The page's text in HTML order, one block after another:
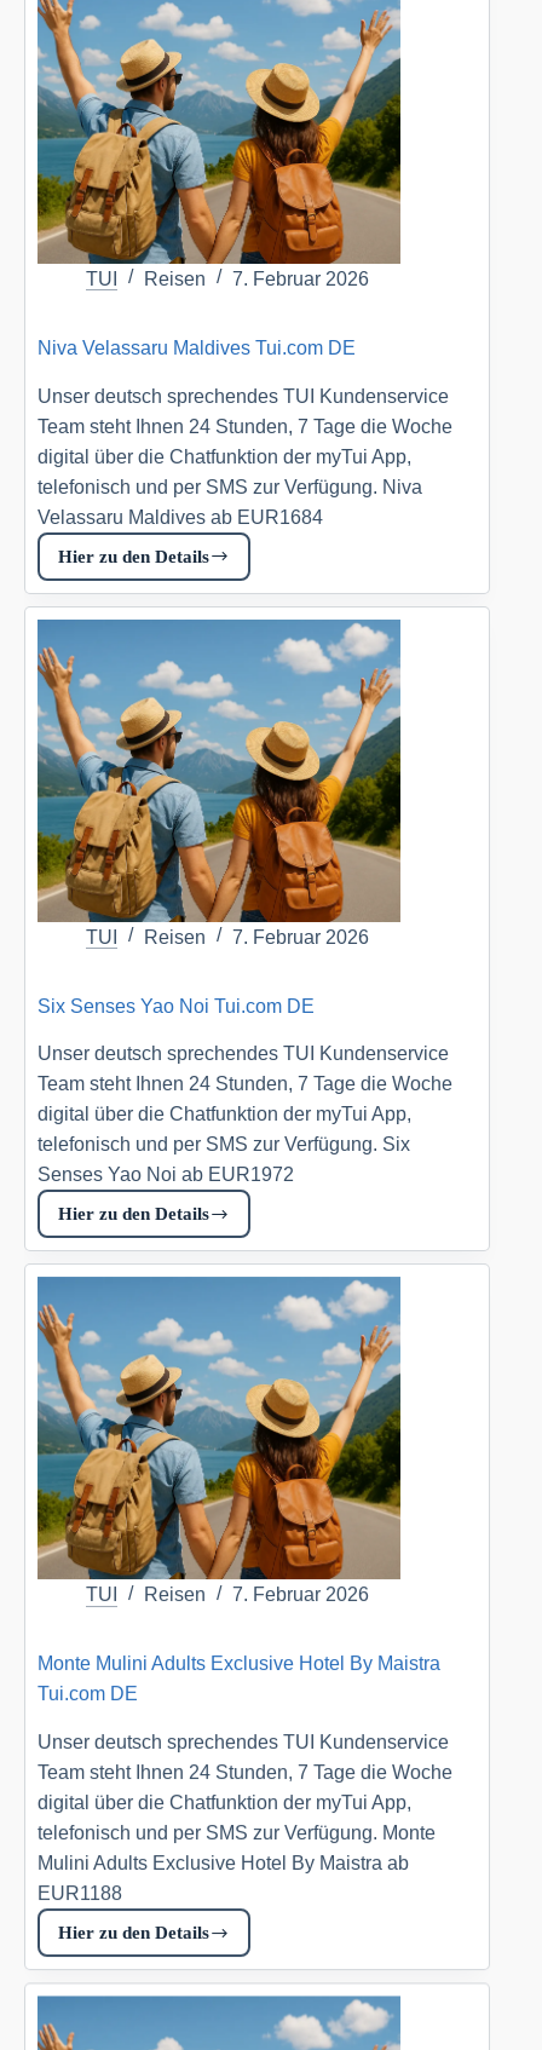
Golf
Resort
&
Spa
Villen
Tui.com
DE
TUI Reisen 7. Februar 2026
Niva Velassaru Maldives Tui.com DE
Unser deutsch sprechendes TUI Kundenservice
Team steht Ihnen 24 Stunden, 7 Tage die Woche
digital über die Chatfunktion der myTui App,
telefonisch und per SMS zur Verfügung. Niva
Velassaru Maldives ab EUR1684
Hier zu den Details
Niva
Velassaru
Tui.com
DE
TUI Reisen 7. Februar 2026
Six Senses Yao Noi Tui.com DE
Unser deutsch sprechendes TUI Kundenservice
Team steht Ihnen 24 Stunden, 7 Tage die Woche
digital über die Chatfunktion der myTui App,
telefonisch und per SMS zur Verfügung. Six
Senses Yao Noi ab EUR1972
Hier zu den Details
Senses
Noi
Tui.com
DE
TUI Reisen 7. Februar 2026
Monte Mulini Adults Exclusive Hotel By Maistra
Tui.com DE
Unser deutsch sprechendes TUI Kundenservice
Team steht Ihnen 24 Stunden, 7 Tage die Woche
digital über die Chatfunktion der myTui App,
telefonisch und per SMS zur Verfügung. Monte
Mulini Adults Exclusive Hotel By Maistra ab
EUR1188
Hier zu den Details
Mulini
Exclusive